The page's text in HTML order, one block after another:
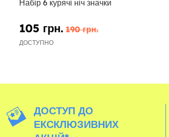
Набір 6 курячі ніч значки
105 грн. 190 грн.
ДОСТУПНО
ДОСТУП ДО
ЕКСКЛЮЗИВНИХ